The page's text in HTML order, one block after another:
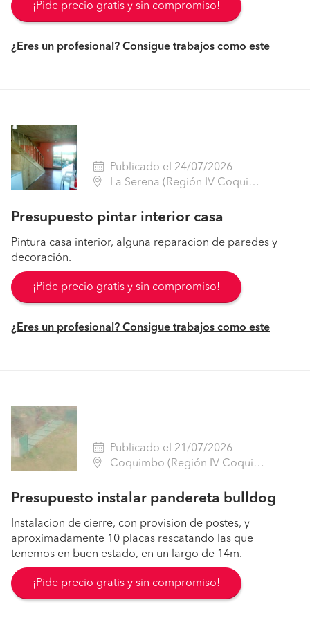
¡Pide precio gratis y sin compromiso!
¿Eres un profesional? Consigue trabajos como este
Publicado el 24/07/2026
La Serena (Región IV Coquimbo - Elqui)
Presupuesto pintar interior casa
Pintura casa interior, alguna reparacion de paredes y
decoración.
¡Pide precio gratis y sin compromiso!
¿Eres un profesional? Consigue trabajos como este
Publicado el 21/07/2026
Coquimbo (Región IV Coquimbo - Elqui)
Presupuesto instalar pandereta bulldog
Instalacion de cierre, con provision de postes, y
aproximadamente 10 placas rescatando las que
tenemos en buen estado, en un largo de 14m.
¡Pide precio gratis y sin compromiso!